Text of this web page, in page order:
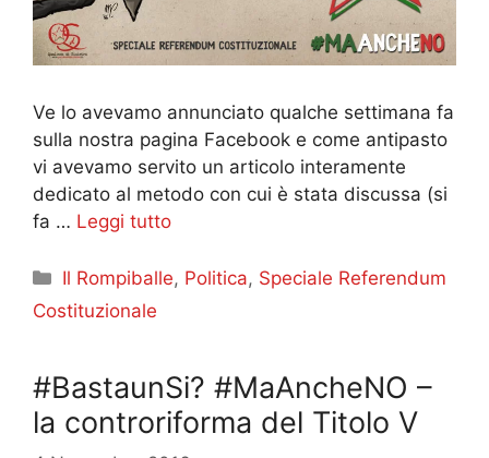
Ve lo avevamo annunciato qualche settimana fa
sulla nostra pagina Facebook e come antipasto
vi avevamo servito un articolo interamente
dedicato al metodo con cui è stata discussa (si
fa … Leggi tutto
Categorie
Il Rompiballe, Politica, Speciale Referendum
Costituzionale
#BastaunSi? #MaAncheNO –
la controriforma del Titolo V